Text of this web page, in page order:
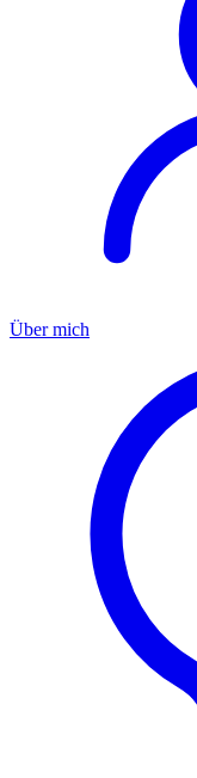
Über mich